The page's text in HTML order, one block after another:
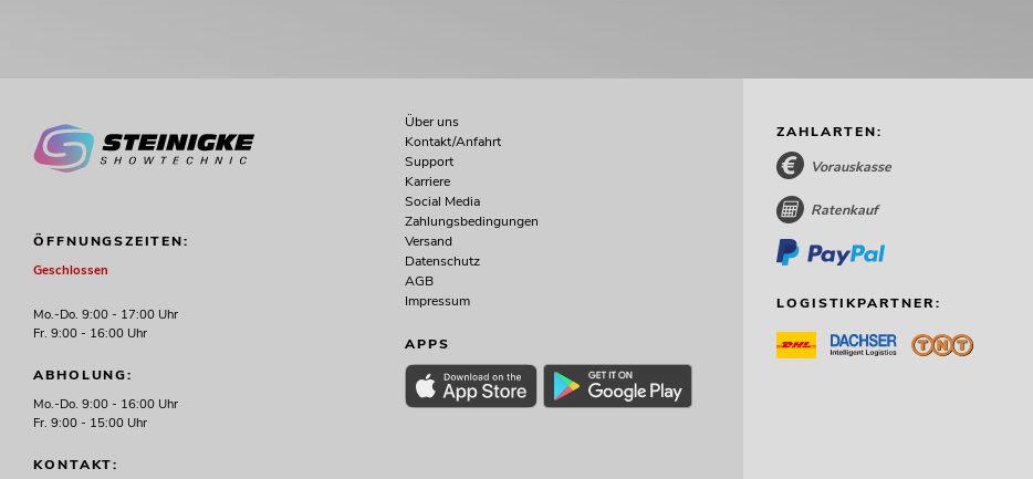
ÖFFNUNGSZEITEN:
Geschlossen
Mo.-Do. 9:00 - 17:00 Uhr
Fr. 9:00 - 16:00 Uhr
ABHOLUNG:
Mo.-Do. 9:00 - 16:00 Uhr
Fr. 9:00 - 15:00 Uhr
KONTAKT:
Über uns
Kontakt/Anfahrt
Support
Karriere
Social Media
Zahlungsbedingungen
Versand
Datenschutz
AGB
Impressum
APPS
ZAHLARTEN:
Vorauskasse
Ratenkauf
LOGISTIKPARTNER: